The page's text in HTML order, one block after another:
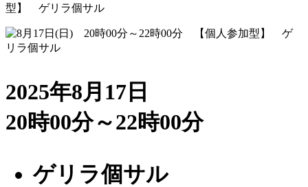
型】 ゲリラ個サル
2025年8月17日
20時00分～22時00分
ゲリラ個サル